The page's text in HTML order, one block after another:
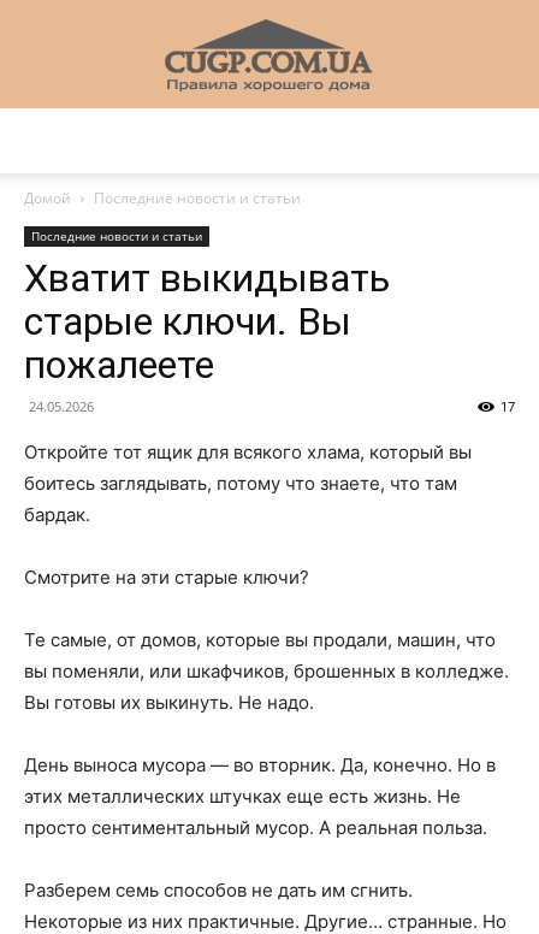
Домой Последние новости и статьи
Последние новости и статьи
Хватит выкидывать
старые ключи. Вы
пожалеете
24.05.2026 17
Откройте тот ящик для всякого хлама, который вы
боитесь заглядывать, потому что знаете, что там
бардак.
Смотрите на эти старые ключи?
Те самые, от домов, которые вы продали, машин, что
вы поменяли, или шкафчиков, брошенных в колледже.
Вы готовы их выкинуть. Не надо.
День выноса мусора — во вторник. Да, конечно. Но в
этих металлических штучках еще есть жизнь. Не
просто сентиментальный мусор. А реальная польза.
Разберем семь способов не дать им сгнить.
Некоторые из них практичные. Другие… странные. Но